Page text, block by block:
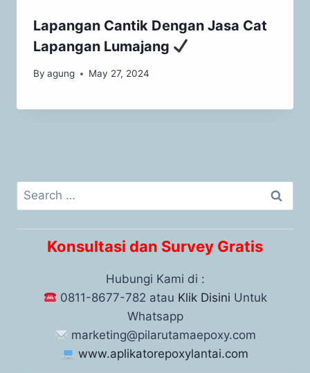
Lapangan Cantik Dengan Jasa Cat
Lapangan Lumajang
By agung May 27, 2024
Konsultasi dan Survey Gratis
Hubungi Kami di :
0811-8677-782 atau Klik Disini Untuk
Whatsapp
marketing@pilarutamaepoxy.com
www.aplikatorepoxylantai.com